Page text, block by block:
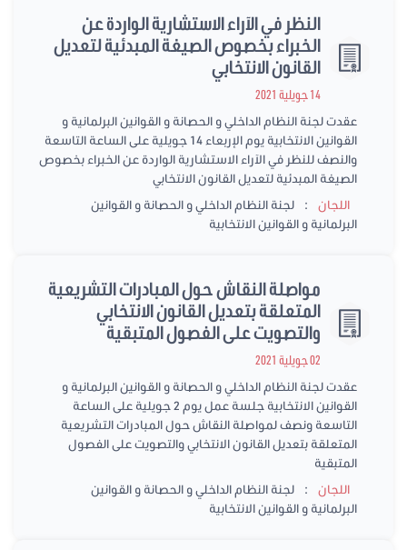
النظر في الآراء الاستشارية الواردة عن
الخبراء بخصوص الصيغة المبدئية لتعديل
القانون الانتخابي
عقدت لجنة النظام الداخلي و الحصانة و القوانين البرلمانية و
القوانين الانتخابية يوم الإربعاء 14 جويلية على الساعة التاسعة
والنصف للنظر في الآراء الاستشارية الواردة عن الخبراء بخصوص
الصيغة المبدئية لتعديل القانون الانتخابي
اللجان :
لجنة النظام الداخلي و الحصانة و القوانين
البرلمانية و القوانين الانتخابية
مواصلة النقاش حول المبادرات التشريعية
المتعلقة بتعديل القانون الانتخابي
والتصويت على الفصول المتبقية
عقدت لجنة النظام الداخلي و الحصانة و القوانين البرلمانية و
القوانين الانتخابية جلسة عمل يوم 2 جويلية على الساعة
التاسعة ونصف لمواصلة النقاش حول المبادرات التشريعية
المتعلقة بتعديل القانون الانتخابي والتصويت على الفصول
المتبقية
اللجان :
لجنة النظام الداخلي و الحصانة و القوانين
البرلمانية و القوانين الانتخابية